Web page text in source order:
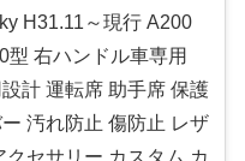
H31.11～現行 A200
型 右ハンドル車専用
計 運転席 助手席 保護
ー 汚れ防止 傷防止 レザ
クセサリー カスタム カ